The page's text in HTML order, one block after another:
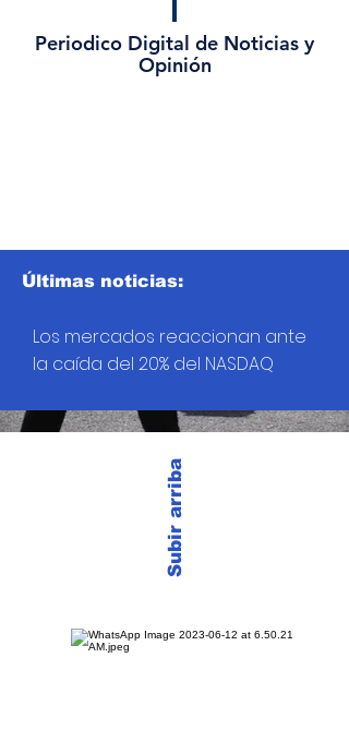
Periodico Digital de Noticias y
Opinión
Subir arriba
Últimas noticias:
Los mercados reaccionan ante
la caída del 20% del NASDAQ